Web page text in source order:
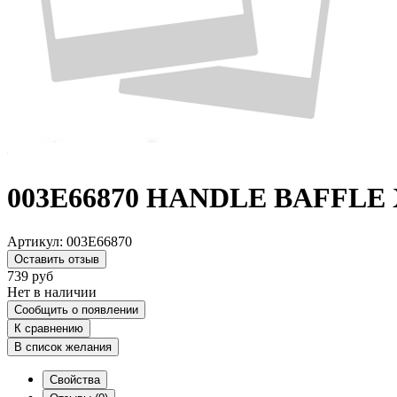
003E66870 HANDLE BAFFLE
Артикул: 003E66870
Оставить отзыв
739 руб
Нет в наличии
Сообщить о появлении
К сравнению
В список желания
Свойства